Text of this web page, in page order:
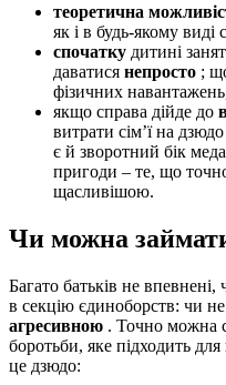
теоретична
як і в будь-якому виді
спочатку дитині
даватися непросто ;
фізичних
якщо справа дійде до
витрати сім’ї на
є й зворотний бік
пригоди – те, що точно
щасливішою.
Чи можна
Багато батьків не
в секцію єдиноборств: чи не
агресивною . Точно можна
боротьби, яке підходить
це дзюдо: